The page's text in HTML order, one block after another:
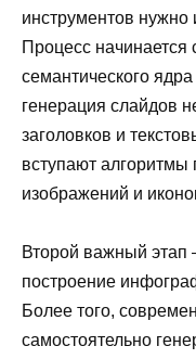
инструментов нужно
Процесс начинается
семантического
генерация слайдов
заголовков и
вступают
изображений и
Второй важный этап
построение
Более того,
самостоятельно